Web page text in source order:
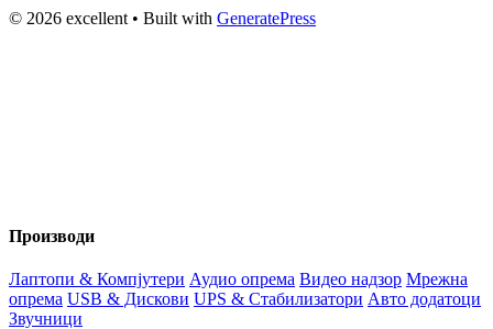
© 2026 excellent • Built with GeneratePress
Производи
Лаптопи & Компјутери Аудио опрема Видео надзор Мрежна
опрема USB & Дискови UPS & Стабилизатори Авто додатоци
Звучници